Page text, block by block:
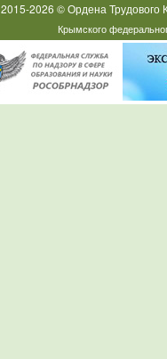
2015-2026 © Ордена
Крымского